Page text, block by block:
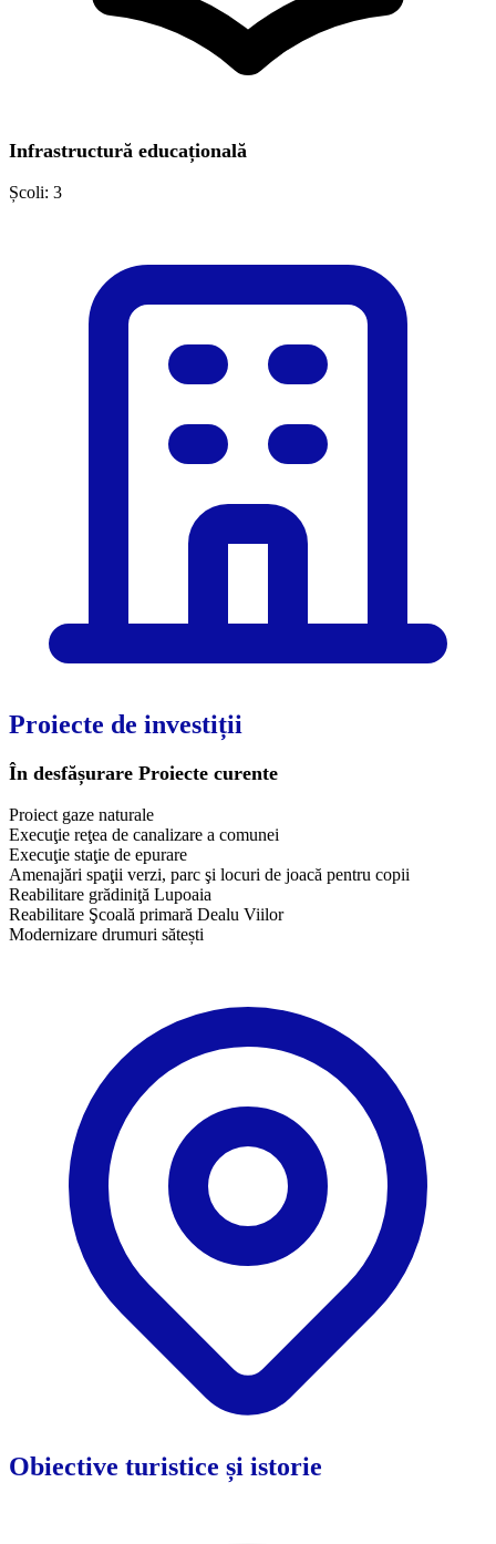
Infrastructură educațională
Școli: 3
Proiecte de investiții
În desfășurare Proiecte curente
Proiect gaze naturale
Execuţie reţea de canalizare a comunei
Execuţie staţie de epurare
Amenajări spaţii verzi, parc şi locuri de joacă pentru copii
Reabilitare grădiniţă Lupoaia
Reabilitare Şcoală primară Dealu Viilor
Modernizare drumuri sătești
Obiective turistice și istorie